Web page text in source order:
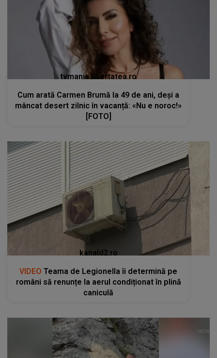
tvmania.libertatea.ro
Cum arată Carmen Brumă la 49 de ani, deși a
mâncat desert zilnic în vacanță: «Nu e noroc!»
[FOTO]
kanald2.ro
VIDEO Teama de Legionella îi determină pe
români să renunțe la aerul condiționat în plină
caniculă